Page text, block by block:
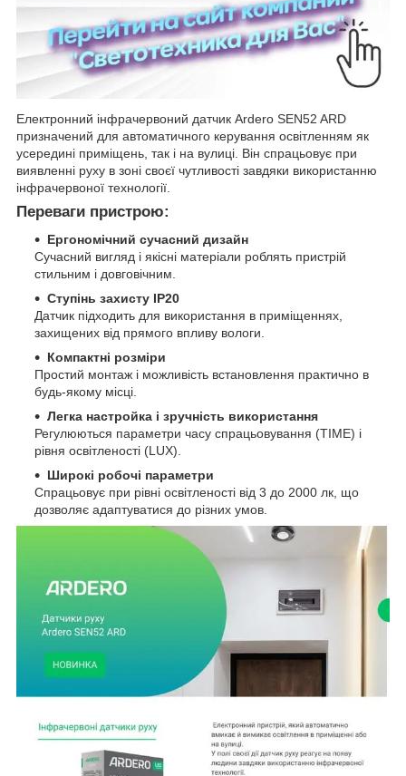
Електронний інфрачервоний датчик Ardero SEN52 ARD
призначений для автоматичного керування освітленням як
усередині приміщень, так і на вулиці. Він спрацьовує при
виявленні руху в зоні своєї чутливості завдяки використанню
інфрачервоної технології.
Переваги пристрою:
Ергономічний сучасний дизайн
Сучасний вигляд і якісні матеріали роблять пристрій
стильним і довговічним.
Ступінь захисту IP20
Датчик підходить для використання в приміщеннях,
захищених від прямого впливу вологи.
Компактні розміри
Простий монтаж і можливість встановлення практично в
будь-якому місці.
Легка настройка і зручність використання
Регулюються параметри часу спрацьовування (TIME) і
рівня освітленості (LUX).
Широкі робочі параметри
Спрацьовує при рівні освітленості від 3 до 2000 лк, що
дозволяє адаптуватися до різних умов.